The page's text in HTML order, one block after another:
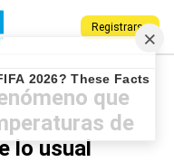
Registrarse
que
de
lo usual